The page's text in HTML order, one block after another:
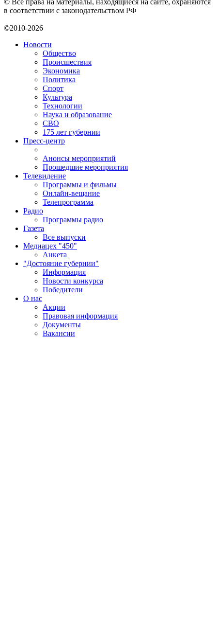
© Все права на материалы, находящиеся на сайте, охраняются
в соответствии с законодательством РФ
©2010-2026
Новости
Общество
Происшествия
Экономика
Политика
Спорт
Культура
Технологии
Наука и образование
СВО
175 лет губернии
Пресс-центр
Анонсы мероприятий
Прошедшие мероприятия
Телевидение
Программы и фильмы
Онлайн-вещание
Телепрограмма
Радио
Программы радио
Газета
Все выпуски
Медиацех "450"
Анкета
"Достояние губернии"
Информация
Новости конкурса
Победители
О нас
Акции
Правовая информация
Документы
Вакансии